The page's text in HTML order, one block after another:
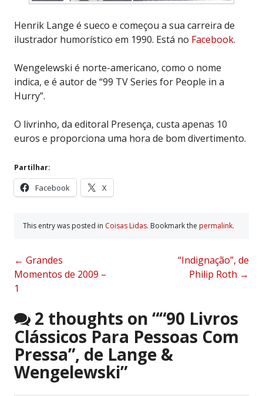
Henrik Lange é sueco e começou a sua carreira de
ilustrador humorístico em 1990. Está no Facebook.
Wengelewski é norte-americano, como o nome
indica, e é autor de “99 TV Series for People in a
Hurry”.
O livrinho, da editoral Presença, custa apenas 10
euros e proporciona uma hora de bom divertimento.
Partilhar:
Facebook X
This entry was posted in Coisas Lidas. Bookmark the permalink.
Post
navigation
← Grandes
Momentos de 2009 –
1
“Indignação”, de
Philip Roth →
2 thoughts on ““90 Livros
Clássicos Para Pessoas Com
Pressa”, de Lange &
Wengelewski”